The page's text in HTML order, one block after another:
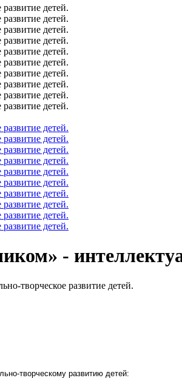
-
творческое развитие детей.
творческому развитию детей: